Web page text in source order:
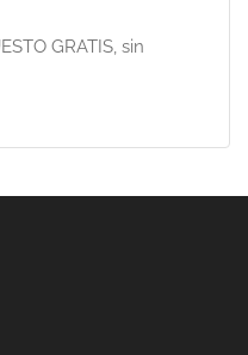
GRATIS, sin